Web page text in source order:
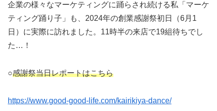
企業の様々なマーケティングに踊らされ続ける私「マーケ
ティング踊り子」も、2024年の創業感謝祭初日（6月1
日）に実際に訪れました。11時半の来店で19組待ちでし
た…！
○感謝祭当日レポートはこちら
https://www.good-good-life.com/kairikiya-dance/